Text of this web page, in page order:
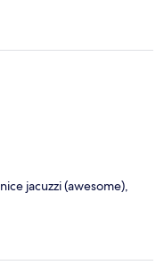
jacuzzi (awesome),